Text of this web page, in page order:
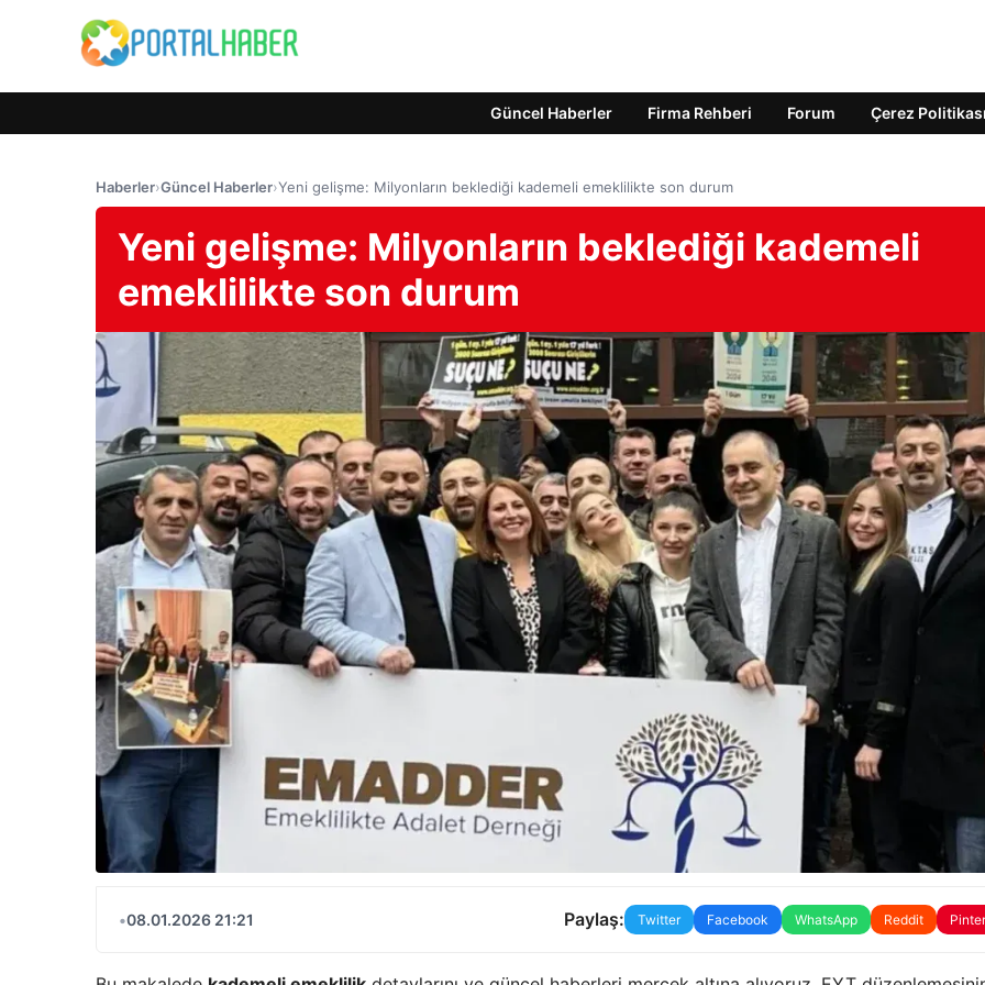
Güncel Haberler Firma Rehberi Forum Çerez Politikası
Haberler›Güncel Haberler›Yeni gelişme: Milyonların beklediği kademeli emeklilikte son durum
Yeni gelişme: Milyonların beklediği kademeli
emeklilikte son durum
•08.01.2026 21:21 Paylaş: Twitter Facebook WhatsApp Reddit